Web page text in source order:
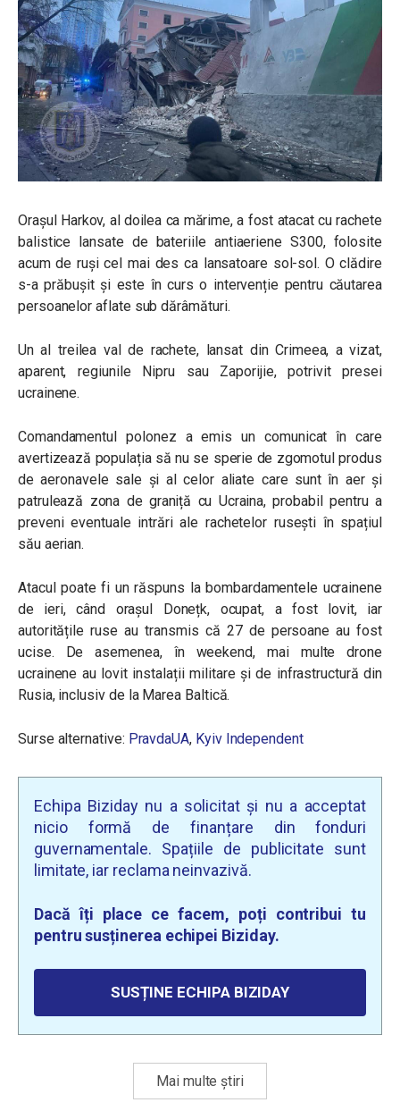
Orașul Harkov, al doilea ca mărime, a fost atacat cu rachete
balistice lansate de bateriile antiaeriene S300, folosite
acum de ruși cel mai des ca lansatoare sol-sol. O clădire
s-a prăbușit și este în curs o intervenție pentru căutarea
persoanelor aflate sub dărâmături.
Un al treilea val de rachete, lansat din Crimeea, a vizat,
aparent, regiunile Nipru sau Zaporijie, potrivit presei
ucrainene.
Comandamentul polonez a emis un comunicat în care
avertizează populația să nu se sperie de zgomotul produs
de aeronavele sale și al celor aliate care sunt în aer și
patrulează zona de graniță cu Ucraina, probabil pentru a
preveni eventuale intrări ale rachetelor rusești în spațiul
său aerian.
Atacul poate fi un răspuns la bombardamentele ucrainene
de ieri, când orașul Donețk, ocupat, a fost lovit, iar
autoritățile ruse au transmis că 27 de persoane au fost
ucise. De asemenea, în weekend, mai multe drone
ucrainene au lovit instalații militare și de infrastructură din
Rusia, inclusiv de la Marea Baltică.
Surse alternative: PravdaUA, Kyiv Independent
Echipa Biziday nu a solicitat și nu a acceptat
nicio formă de finanțare din fonduri
guvernamentale. Spațiile de publicitate sunt
limitate, iar reclama neinvazivă.
Dacă îți place ce facem, poți contribui tu
pentru susținerea echipei Biziday.
SUSȚINE ECHIPA BIZIDAY
Mai multe știri